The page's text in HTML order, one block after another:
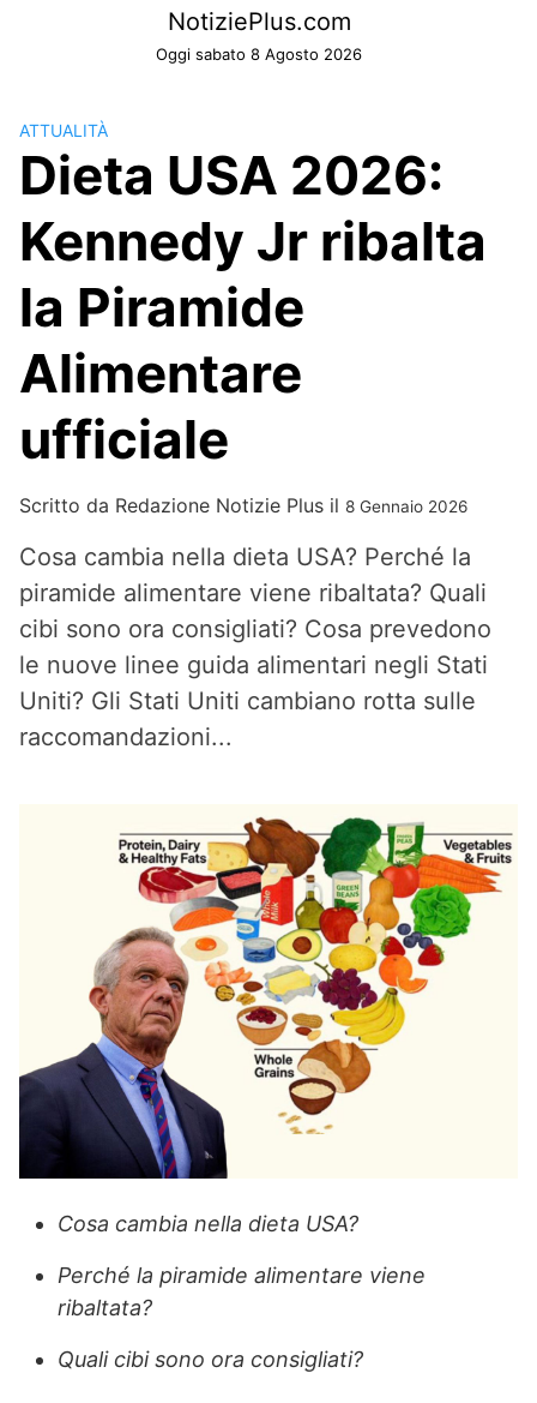
NotiziePlus.com
Oggi sabato 8 Agosto 2026
ATTUALITÀ
Dieta USA 2026:
Kennedy Jr ribalta
la Piramide
Alimentare
ufficiale
Scritto da Redazione Notizie Plus il 8 Gennaio 2026
Cosa cambia nella dieta USA? Perché la
piramide alimentare viene ribaltata? Quali
cibi sono ora consigliati? Cosa prevedono
le nuove linee guida alimentari negli Stati
Uniti? Gli Stati Uniti cambiano rotta sulle
raccomandazioni...
Cosa cambia nella dieta USA?
Perché la piramide alimentare viene
ribaltata?
Quali cibi sono ora consigliati?